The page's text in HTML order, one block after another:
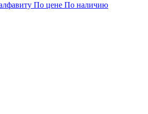
По цене По наличию